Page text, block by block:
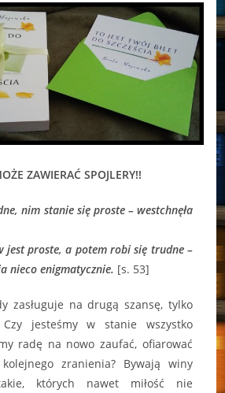
ZAWIERAĆ SPOJLERY!!
nim stanie się proste – westchnęła
jest proste, a potem robi się trudne –
nieco enigmatycznie. [s. 53]
zasługuje na drugą szansę, tylko
jesteśmy w stanie wszystko
radę na nowo zaufać, ofiarować
zranienia? Bywają winy
których nawet miłość nie